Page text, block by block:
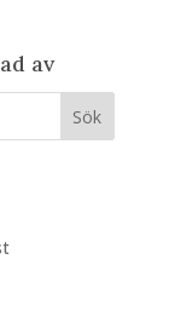
av